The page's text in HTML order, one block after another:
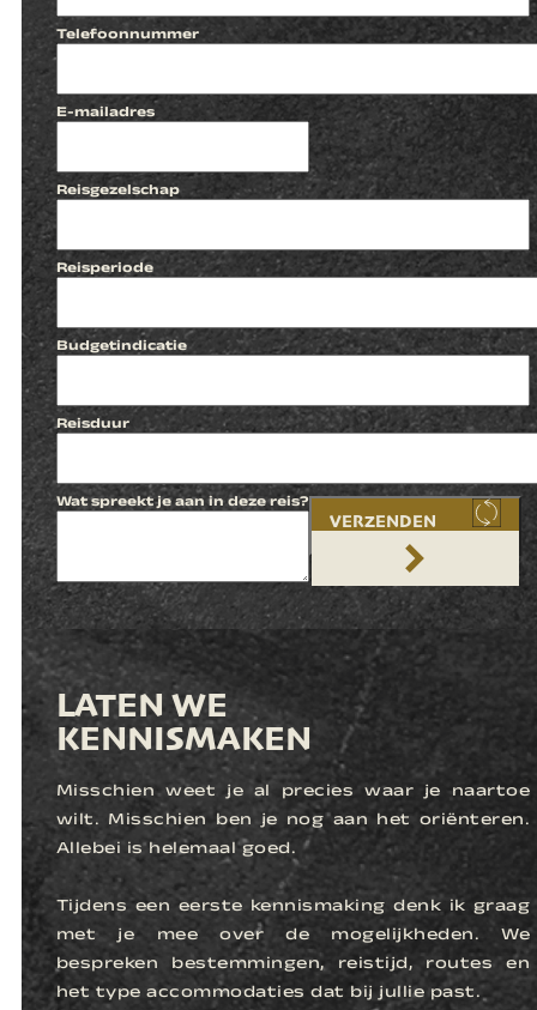
Telefoonnummer
E-mailadres
Reisgezelschap
Reisperiode
Budgetindicatie
Reisduur
Wat spreekt je aan in deze reis?
VERZENDEN
LATEN WE
KENNISMAKEN
Misschien weet je al precies waar je naartoe
wilt. Misschien ben je nog aan het oriënteren.
Allebei is helemaal goed.
Tijdens een eerste kennismaking denk ik graag
met je mee over de mogelijkheden. We
bespreken bestemmingen, reistijd, routes en
het type accommodaties dat bij jullie past.